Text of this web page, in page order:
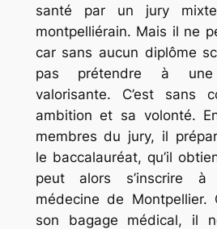
santé par un jury
montpelliérain. Mais il ne
car sans aucun diplôme
pas prétendre à
valorisante. C’est sans
ambition et sa volonté.
membres du jury, il
le baccalauréat, qu’il
peut alors s’inscrire
médecine de Montpellier.
son bagage médical, il